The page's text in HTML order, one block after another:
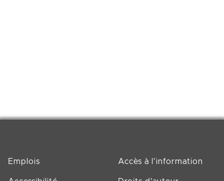
Emplois Accès à l'information